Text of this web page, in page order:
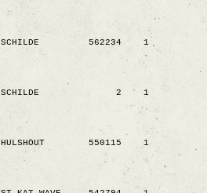
SCHILDE 562234
1
SCHILDE 2
1
HULSHOUT 550115
1